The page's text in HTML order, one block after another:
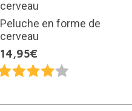
Peluche en forme de
cerveau
14,95€